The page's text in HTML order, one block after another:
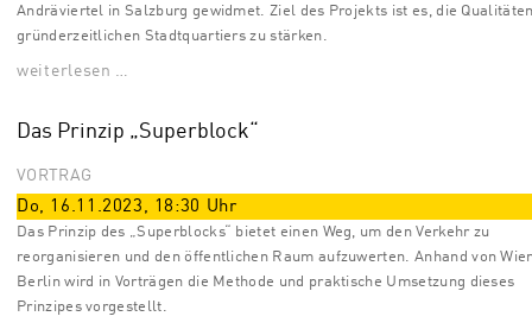
Andräviertel in Salzburg gewidmet. Ziel des Projekts ist es, die
gründerzeitlichen Stadtquartiers zu stärken.
weiterlesen …
Das Prinzip „Superblock“
VORTRAG
Do, 16.11.2023, 18:30 Uhr
Das Prinzip des „Superblocks“ bietet einen Weg, um den Verkehr zu
reorganisieren und den öffentlichen Raum aufzuwerten. Anhand von
Berlin wird in Vorträgen die Methode und praktische Umsetzung dieses
Prinzipes vorgestellt.